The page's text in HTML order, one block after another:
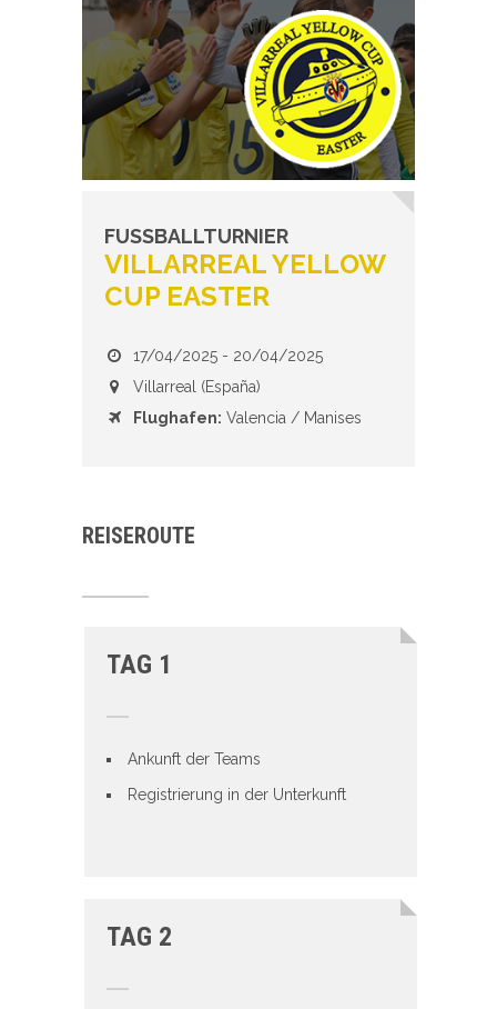
FUSSBALLTURNIER
VILLARREAL YELLOW
CUP EASTER
17/04/2025 - 20/04/2025
Villarreal (España)
Flughafen: Valencia / Manises
REISEROUTE
TAG 1
Ankunft der Teams
Registrierung in der Unterkunft
TAG 2